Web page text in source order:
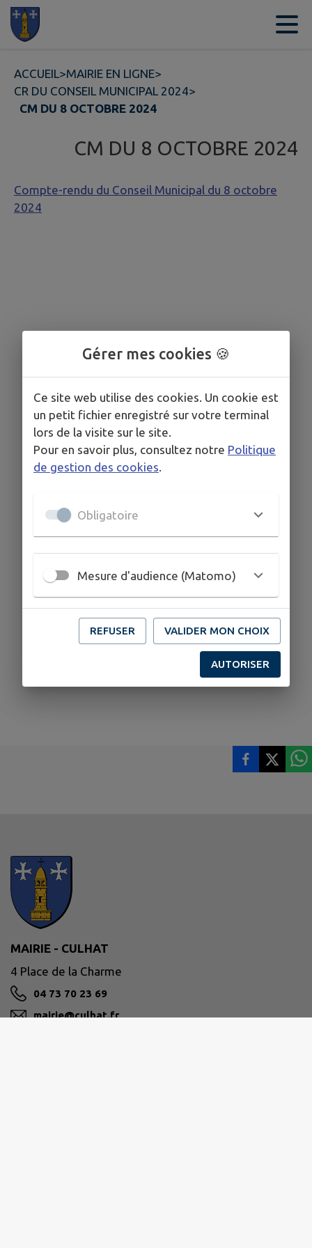
Contenu
ACCUEIL>MAIRIE EN LIGNE>
CR DU CONSEIL MUNICIPAL 2024>
CM DU 8 OCTOBRE 2024
CM DU 8 OCTOBRE 2024
Compte-rendu du Conseil Municipal du 8 octobre
2024
MAIRIE - CULHAT
4 Place de la Charme
04 73 70 23 69
mairie@culhat.fr
Gérer mes cookies 🍪
Ce site web utilise des cookies. Un cookie est
un petit fichier enregistré sur votre terminal
lors de la visite sur le site.
Pour en savoir plus, consultez notre Politique
de gestion des cookies.
Obligatoire
Mesure d'audience (Matomo)
REFUSER VALIDER MON CHOIX
AUTORISER